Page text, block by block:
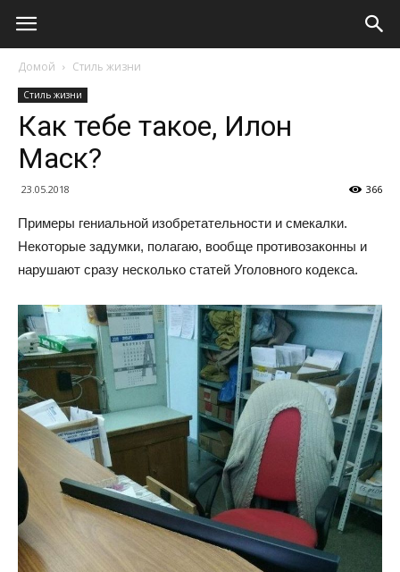
Домой Стиль жизни
Стиль жизни
Как тебе такое, Илон
Маск?
23.05.2018 366
Примеры гениальной изобретательности и смекалки.
Некоторые задумки, полагаю, вообще противозаконны и
нарушают сразу несколько статей Уголовного кодекса.